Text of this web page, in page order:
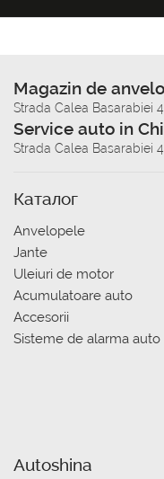
Magazin de
Strada Calea Basarabiei
Service auto in
Strada Calea Basarabiei
Каталог
Anvelopele
Jante
Uleiuri de motor
Acumulatoare auto
Accesorii
Sisteme de alarma auto
Autoshina